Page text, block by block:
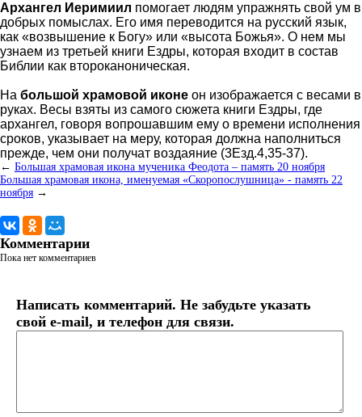
Архангел Иеримиил помогает людям упражнять свой ум в
добрых помыслах. Его имя переводится на русский язык,
как «возвышение к Богу» или «высота Божья». О нем мы
узнаем из третьей книги Ездры, которая входит в состав
Библии как второканоническая.
На большой храмовой иконе он изображается с весами в
руках. Весы взяты из самого сюжета книги Ездры, где
архангел, говоря вопрошавшим ему о времени исполнения
сроков, указывает на меру, которая должна наполниться
прежде, чем они получат воздаяние (3Езд.4,35-37).
← Большая храмовая икона мученика Феодота – память 20 ноября
Большая храмовая икона, именуемая «Скоропослушница» - память 22
ноября →
Комментарии
Пока нет комментариев
Написать комментарий. Не забудьте указать
свой e-mail, и телефон для связи.